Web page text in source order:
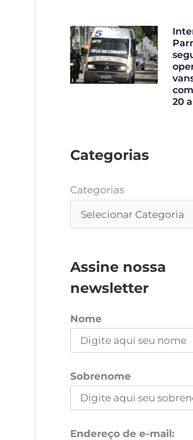
20
Categorias
Categorias
Assine nossa
newsletter
Nome
Sobrenome
Endereço de e-mail: